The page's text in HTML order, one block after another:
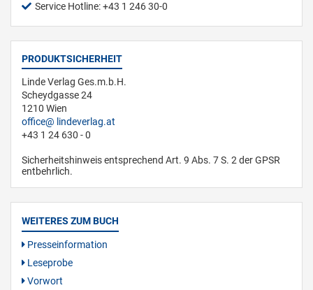
Service Hotline: +43 1 246 30-0
PRODUKTSICHERHEIT
Linde Verlag Ges.m.b.H.
Scheydgasse 24
1210 Wien
office
lindeverlag.at
+43 1 24 630 - 0
Sicherheitshinweis entsprechend Art. 9 Abs. 7 S. 2 der GPSR
entbehrlich.
WEITERES ZUM BUCH
Presseinformation
Leseprobe
Vorwort